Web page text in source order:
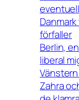
förfaller
Berlin,
liberal
Zahra